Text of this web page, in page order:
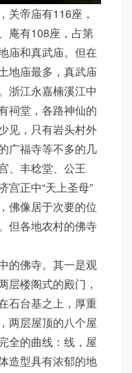
关帝庙有116座，
庵有108座，占第
庙和真武庙。但在
地庙最多，真武庙
浙江永嘉楠溪江中
祠堂，各路神仙的
见，只有岩头村外
广福寺等不多的几
、丰稔堂、公王
宫正中“天上圣母”
佛像居于次要的位
但各地农村的佛寺
的佛寺。其一是观
层楼阁式的殿门，
石台基之上，厚重
两层屋顶的八个屋
全的曲线：线，屋
造型具有浓郁的地